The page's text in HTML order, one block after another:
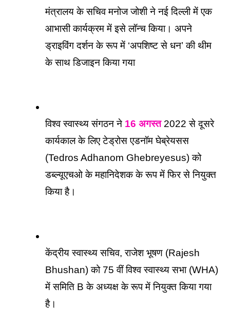
मंत्रालय के सचिव मनोज जोशी ने नई दिल्ली में एक
आभासी कार्यक्रम में इसे लॉन्च किया। अपने
ड्राइविंग दर्शन के रूप में ‘अपशिष्ट से धन’ की थीम
के साथ डिजाइन किया गया
विश्व स्वास्थ्य संगठन ने 16 अगस्त 2022 से दूसरे
कार्यकाल के लिए टेड्रोस एडनॉम घेब्रेयसस
(Tedros Adhanom Ghebreyesus) को
डब्ल्यूएचओ के महानिदेशक के रूप में फिर से नियुक्त
किया है।
केंद्रीय स्वास्थ्य सचिव, राजेश भूषण (Rajesh
Bhushan) को 75 वीं विश्व स्वास्थ्य सभा (WHA)
में समिति B के अध्यक्ष के रूप में नियुक्त किया गया
है।